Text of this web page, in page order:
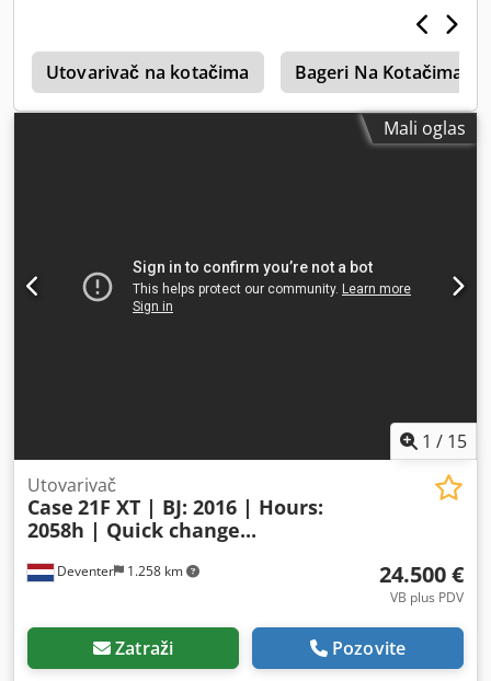
Utovarivač na kotačima Bageri Na Kotačima
Mali oglas
1 / 15
Deventer 1.258 km
Utovarivač
Case 21F XT | BJ: 2016 | Hours:
2058h | Quick change...
24.500 €
VB plus PDV
Zatraži Pozovite